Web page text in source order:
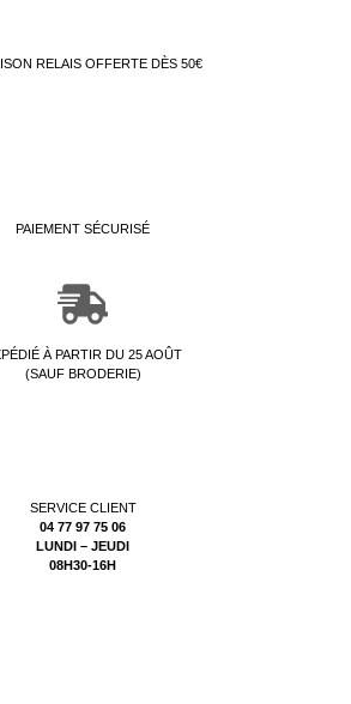
RELAIS OFFERTE DÈS 50€
PAIEMENT SÉCURISÉ
À PARTIR DU 25 AOÛT
(SAUF BRODERIE)
SERVICE CLIENT
04 77 97 75 06
LUNDI – JEUDI
08H30-16H